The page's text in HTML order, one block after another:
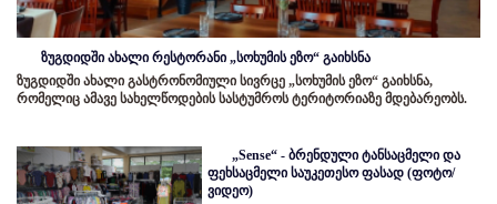
ზუგდიდში ახალი რესტორანი „სოხუმის ეზო“ გაიხსნა
ზუგდიდში ახალი გასტრონომიული სივრცე „სოხუმის ეზო“ გაიხსნა,
რომელიც ამავე სახელწოდების სასტუმროს ტერიტორიაზე მდებარეობს.
„Sense“ - ბრენდული ტანსაცმელი და
ფეხსაცმელი საუკეთესო ფასად (ფოტო/
ვიდეო)